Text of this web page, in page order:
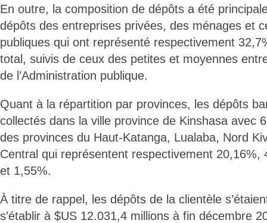
En outre, la composition de dépôts a été
dépôts des entreprises privées, des ménages et
publiques qui ont représenté respectivement
total, suivis de ceux des petites et moyennes
de l’Administration publique.
Quant à la répartition par provinces, les dépôts
collectés dans la ville province de Kinshasa avec
des provinces du Haut-Katanga, Lualaba, Nord
Central qui représentent respectivement 20,16%,
et 1,55%.
À titre de rappel, les dépôts de la clientèle
s’établir à $US 12.031,4 millions à fin décembre